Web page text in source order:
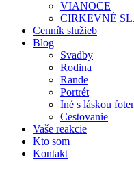
VIANOCE
CIRKEVNÉ
Cenník služieb
Blog
Svadby
Rodina
Rande
Portrét
Iné s láskou
Cestovanie
Vaše reakcie
Kto som
Kontakt